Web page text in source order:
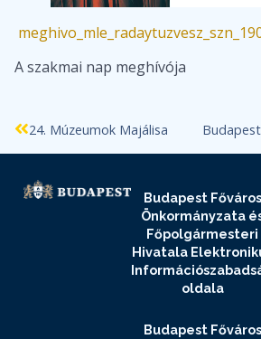
A szakmai nap meghívója
24. Múzeumok Majálisa
Budapest Főváros
Önkormányzata
Főpolgármesteri
Hivatala
oldala
Budapest Főváros